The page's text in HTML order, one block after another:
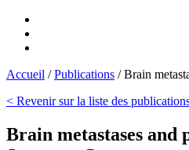
Accueil /Publications /Brain
< Revenir sur la liste des
Brain metastases